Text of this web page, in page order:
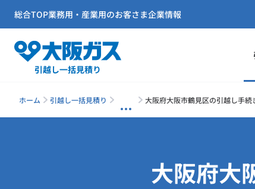
引越し一括見積り
総合TOP業務用・産業用のお客さま企業情報
ホーム 引越し一括見積り 大阪府大阪市鶴見区の引越し手続
大阪府大